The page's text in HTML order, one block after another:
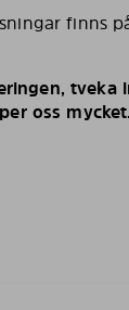
finns
tveka
oss mycket.